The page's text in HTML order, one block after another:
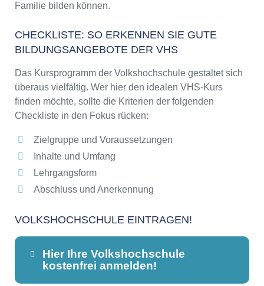
Familie bilden können.
CHECKLISTE: SO ERKENNEN SIE GUTE
BILDUNGSANGEBOTE DER VHS
Das Kursprogramm der Volkshochschule gestaltet sich
überaus vielfältig. Wer hier den idealen VHS-Kurs
finden möchte, sollte die Kriterien der folgenden
Checkliste in den Fokus rücken:
Zielgruppe und Voraussetzungen
Inhalte und Umfang
Lehrgangsform
Abschluss und Anerkennung
VOLKSHOCHSCHULE EINTRAGEN!
Hier Ihre Volkshochschule
kostenfrei anmelden!